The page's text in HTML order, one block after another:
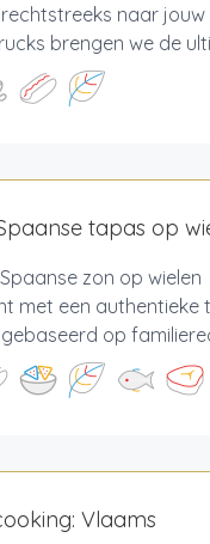
naar
brengen we de
tapas op
zon op
met een
op
Vlaams